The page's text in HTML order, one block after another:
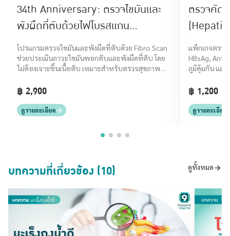
34th Anniversary: ตรวจไขมันและ
พังผืดที่ตับด้วยไฟโบรสแกน
(Fibroscan)
โปรแกรมตรวจไขมันและพังผืดที่ตับด้วย Fibro Scan
ช่วยประเมินภาวะไขมันพอกตับและพังผืดที่ตับ โดย
ไม่ต้องเจาะชิ้นเนื้อตับ เหมาะสำหรับตรวจสุขภาพ
฿ 2,900
ดูรายละเอียด
ตรวจคัด
Anti-
แพ็กเกจตรว
HBsAg,
ภูมิคุ้มกัน และ
฿ 1,200
ดูรายละเอียด
บทความที่เกี่ยวข้อง (10) ดูทั้งหมด